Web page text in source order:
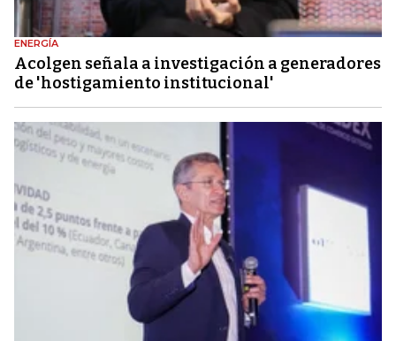
ENERGÍA
Acolgen señala a investigación a generadores
de 'hostigamiento institucional'